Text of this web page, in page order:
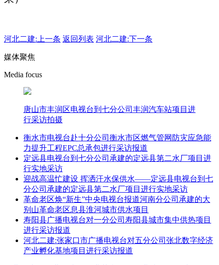
河北二建: 上一条 返回列表 河北二建:下一条
媒体聚焦
Media focus
唐山市丰润区电视台到七分公司丰润汽车站项目进
行采访拍摄
衡水市电视台赴十分公司衡水市区燃气管网防灾应急能
力提升工程EPC总承包进行采访报道
定远县电视台到七分公司承建的定远县第二水厂项目进
行实地采访
迎战高温忙建设 挥洒汗水保供水——定远县电视台到七
分公司承建的定远县第二水厂项目进行实地采访
革命老区焕“新生”中央电视台报道河南分公司承建的大
别山革命老区息县淮河城市供水项目
寿阳县广播电视台对一分公司寿阳县城市集中供热项目
进行采访报道
河北二建:张家口市广播电视台对五分公司张北数字经济
产业孵化基地项目进行采访报道